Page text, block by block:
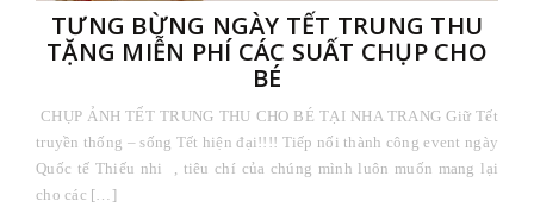
TƯNG BỪNG NGÀY TẾT TRUNG THU
TẶNG MIỄN PHÍ CÁC SUẤT CHỤP CHO
BÉ
CHỤP ẢNH TẾT TRUNG THU CHO BÉ TẠI NHA TRANG Giữ Tết
truyền thống – sống Tết hiện đại!!!! Tiếp nối thành công event ngày
Quốc tế Thiếu nhi , tiêu chí của chúng mình luôn muốn mang lại
cho các […]